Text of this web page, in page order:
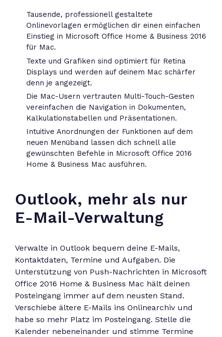
Tausende, professionell gestaltete
Onlinevorlagen ermöglichen dir einen einfachen
Einstieg in Microsoft Office Home & Business 2016
für Mac.
Texte und Grafiken sind optimiert für Retina
Displays und werden auf deinem Mac schärfer
denn je angezeigt.
Die Mac-Usern vertrauten Multi-Touch-Gesten
vereinfachen die Navigation in Dokumenten,
Kalkulationstabellen und Präsentationen.
Intuitive Anordnungen der Funktionen auf dem
neuen Menüband lassen dich schnell alle
gewünschten Befehle in Microsoft Office 2016
Home & Business Mac ausführen.
Outlook, mehr als nur
E-Mail-Verwaltung
Verwalte in Outlook bequem deine E-Mails,
Kontaktdaten, Termine und Aufgaben. Die
Unterstützung von Push-Nachrichten in Microsoft
Office 2016 Home & Business Mac hält deinen
Posteingang immer auf dem neusten Stand.
Verschiebe ältere E-Mails ins Onlinearchiv und
habe so mehr Platz im Posteingang. Stelle die
Kalender nebeneinander und stimme Termine